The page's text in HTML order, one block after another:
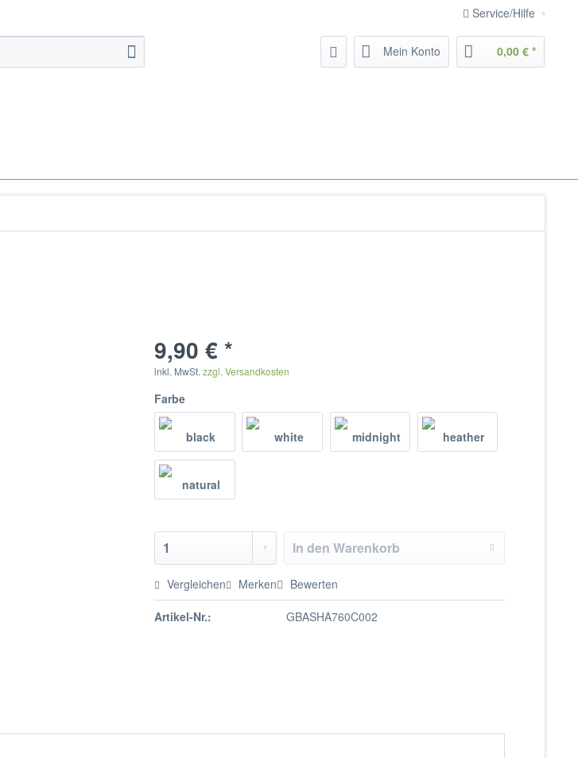
Service/Hilfe
Mein Konto 0,00 € *
9,90 € *
inkl. MwSt.zzgl. Versandkosten
Farbe
In den Warenkorb
Vergleichen Merken Bewerten
Artikel-Nr.: GBASHA760C002